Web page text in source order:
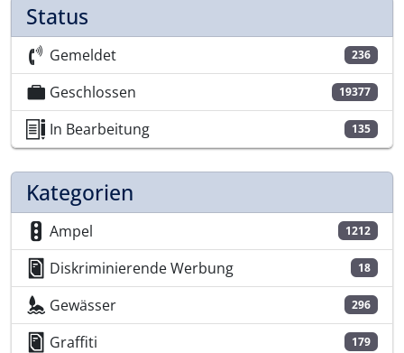
Status
Gemeldet 236
Geschlossen 19377
In Bearbeitung 135
Kategorien
Ampel 1212
Diskriminierende Werbung 18
Gewässer 296
Graffiti 179